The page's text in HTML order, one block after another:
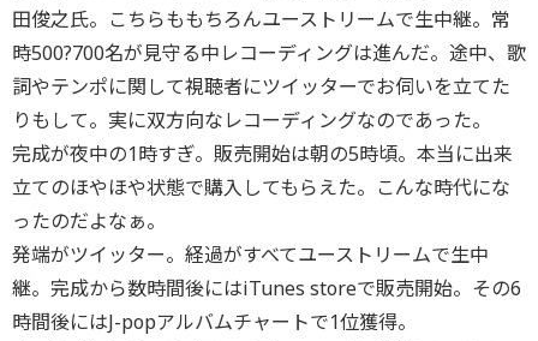
田俊之氏。こちらももちろんユーストリームで生中継。常
時500?700名が見守る中レコーディングは進んだ。途中、歌
詞やテンポに関して視聴者にツイッターでお伺いを立てた
りもして。実に双方向なレコーディングなのであった。
完成が夜中の1時すぎ。販売開始は朝の5時頃。本当に出来
立てのほやほや状態で購入してもらえた。こんな時代にな
ったのだよなぁ。
発端がツイッター。経過がすべてユーストリームで生中
継。完成から数時間後にはiTunes storeで販売開始。その6
時間後にはJ-popアルバムチャートで1位獲得。